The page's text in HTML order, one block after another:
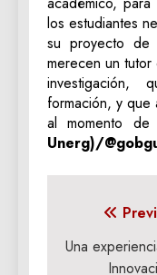
los estudiantes
su proyecto de
merecen un
formación, y que
al momento de
Unerg)/
de
Una